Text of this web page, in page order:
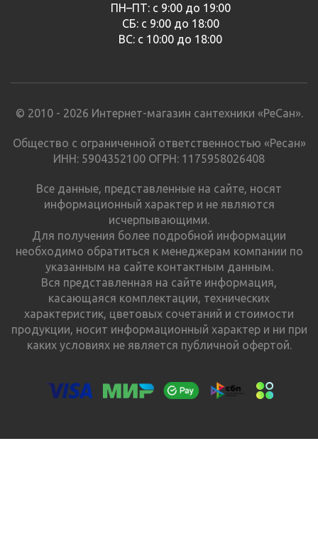
ПН–ПТ: с 9:00 до 19:00
СБ: с 9:00 до 18:00
ВС: с 10:00 до 18:00
© 2010 - 2026 Интернет-магазин сантехники «РеСан».
Общество с ограниченной ответственностью «Ресан»
ИНН: 5904352100 ОГРН: 1175958026408
Все данные, представленные на сайте, носят
информационный характер и не являются
исчерпывающими.
Для получения более подробной информации
необходимо обратиться к менеджерам компании по
указанным на сайте контактным данным.
Вся представленная на сайте информация,
касающаяся комплектации, технических
характеристик, цветовых сочетаний и стоимости
продукции, носит информационный характер и ни при
каких условиях не является публичной офертой.